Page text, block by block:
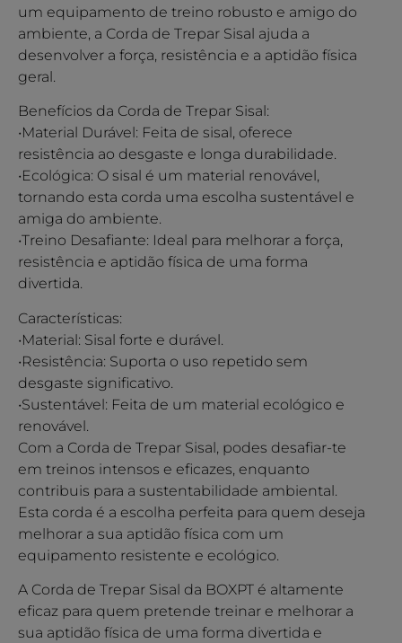
um equipamento de treino robusto e amigo do
ambiente, a Corda de Trepar Sisal ajuda a
desenvolver a força, resistência e a aptidão física
geral.
Benefícios da Corda de Trepar Sisal:
•Material Durável: Feita de sisal, oferece
resistência ao desgaste e longa durabilidade.
•Ecológica: O sisal é um material renovável,
tornando esta corda uma escolha sustentável e
amiga do ambiente.
•Treino Desafiante: Ideal para melhorar a força,
resistência e aptidão física de uma forma
divertida.
Características:
•Material: Sisal forte e durável.
•Resistência: Suporta o uso repetido sem
desgaste significativo.
•Sustentável: Feita de um material ecológico e
renovável.
Com a Corda de Trepar Sisal, podes desafiar-te
em treinos intensos e eficazes, enquanto
contribuis para a sustentabilidade ambiental.
Esta corda é a escolha perfeita para quem deseja
melhorar a sua aptidão física com um
equipamento resistente e ecológico.
A Corda de Trepar Sisal da BOXPT é altamente
eficaz para quem pretende treinar e melhorar a
sua aptidão física de uma forma divertida e